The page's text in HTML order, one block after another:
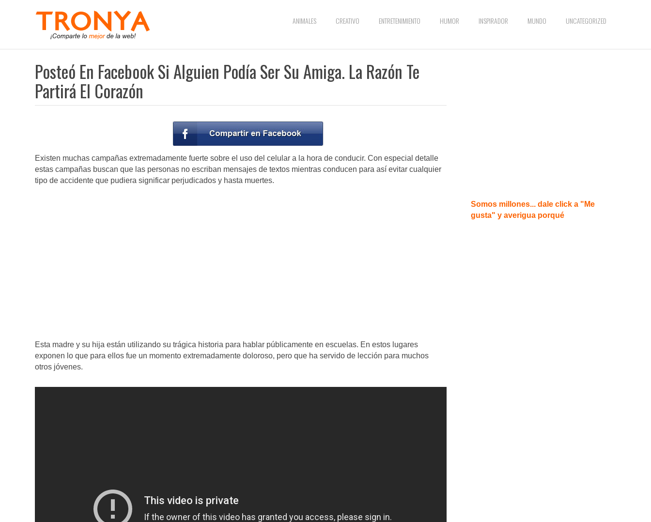
ANIMALES CREATIVO ENTRETENIMIENTO HUMOR INSPIRADOR MUNDO UNCATEGORIZED
Posteó En Facebook Si Alguien Podía Ser Su Amiga. La Razón Te
Partirá El Corazón
Existen muchas campañas extremadamente fuerte sobre el uso del celular a la hora de conducir. Con especial detalle
estas campañas buscan que las personas no escriban mensajes de textos mientras conducen para así evitar cualquier
tipo de accidente que pudiera significar perjudicados y hasta muertes.
Esta madre y su hija están utilizando su trágica historia para hablar públicamente en escuelas. En estos lugares
exponen lo que para ellos fue un momento extremadamente doloroso, pero que ha servido de lección para muchos
otros jóvenes.
Somos millones... dale click a "Me
gusta" y averigua porqué